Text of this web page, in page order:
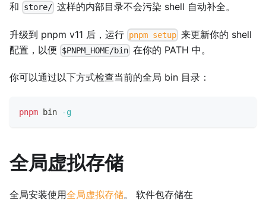
和 store/ 这样的内部目录不会污染 shell 自动补全。
升级到 pnpm v11 后，运行 pnpm setup 来更新你的 shell
配置，以便
$PNPM_HOME/bin 在你的 PATH 中。
你可以通过以下方式检查当前的全局 bin 目录：
pnpm bin -g
全局虚拟存储
全局安装使用全局虚拟存储。 软件包存储在